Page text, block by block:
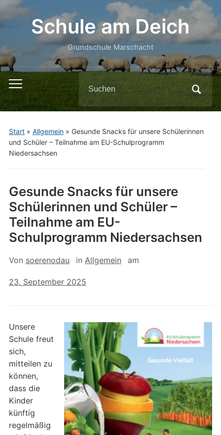
Schule am Deich
Grundschule Marschacht
Toggle
mobile
menu
for:
Start» Allgemein» Gesunde Snacks für unsere Schülerinnen
und Schüler – Teilnahme am EU-Schulprogramm
Niedersachsen
Gesunde Snacks für unsere
Schülerinnen und Schüler –
Teilnahme am EU-
Schulprogramm Niedersachsen
Von soerenodau in Allgemein am
23. September 2025
Unsere
Schule freut
sich,
mitteilen zu
können,
dass die
Kinder
künftig
regelmäßig